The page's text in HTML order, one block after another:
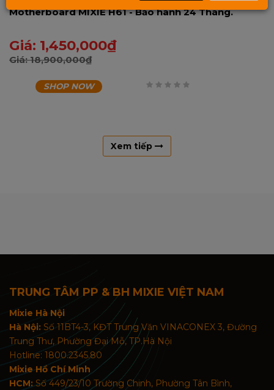
Motherboard MIXIE H61 - Bảo hành 24 Tháng.
Giá: 1,450,000₫
Giá:18,900,000₫
SHOP NOW
Xem tiếp
TRUNG TÂM PP & BH MIXIE VIỆT NAM
Mixie Hà Nội
Hà Nội: Số 11BT4-3, KĐT Trung Văn VINACONEX 3, Đường
Trung Thư, Phường Đại Mỗ, TP.Hà Nội
Hotline: 1800.2345.80
Mixie Hồ Chí Minh
HCM:Số 449/23/10 Trường Chinh, Phường Tân Bình,